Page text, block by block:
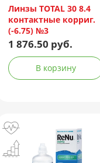
Линзы TOTAL 30 8.4
контактные корриг.
(-6.75) №3
1 876.50 руб.
В корзину